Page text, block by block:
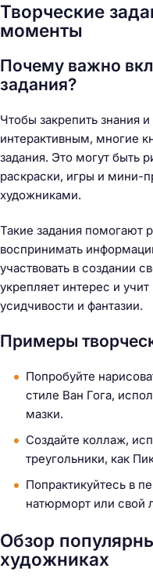
Творческие
моменты
Почему важно
задания?
Чтобы закрепить знания
интерактивным, многие
задания. Это могут быть
раскраски, игры и мини-
художниками.
Такие задания помогают
воспринимать
участвовать в создании
укрепляет интерес и
усидчивости и фантазии.
Примеры
Попробуйте
стиле Ван Гога,
мазки.
Создайте коллаж,
треугольники, как
Попрактикуйтесь в
натюрморт или
Обзор
художниках